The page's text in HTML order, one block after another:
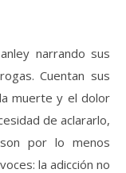
narrando sus
Cuentan sus
muerte y el dolor
de aclararlo,
por lo menos
la adicción no